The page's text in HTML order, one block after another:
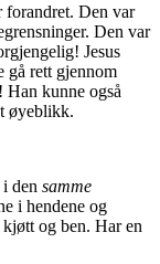
forandret. Den var
Den var
Jesus
gå rett gjennom
kunne også
øyeblikk.
den samme
i hendene og
og ben. Har en